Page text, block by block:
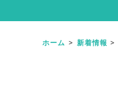
ホーム 新着情報